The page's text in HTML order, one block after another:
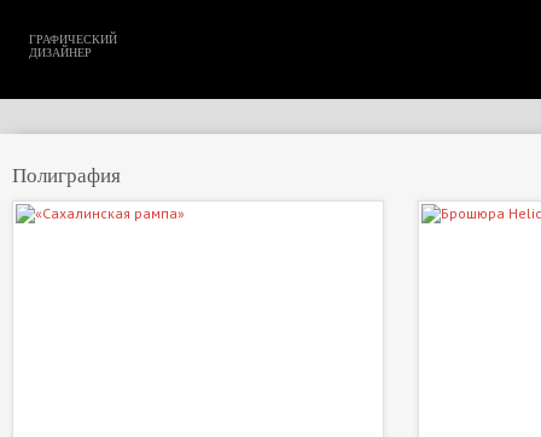
ГРАФИЧЕСКИЙ
ДИЗАЙНЕР
Полиграфия